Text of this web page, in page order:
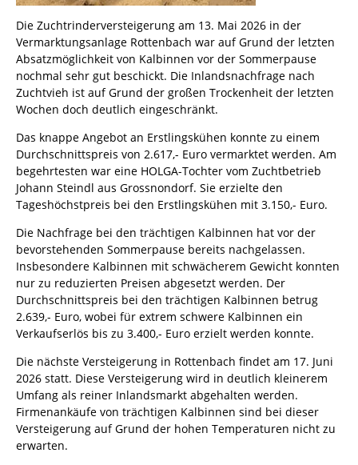
Die Zuchtrinderversteigerung am 13. Mai 2026 in der
Vermarktungsanlage Rottenbach war auf Grund der letzten
Absatzmöglichkeit von Kalbinnen vor der Sommerpause
nochmal sehr gut beschickt. Die Inlandsnachfrage nach
Zuchtvieh ist auf Grund der großen Trockenheit der letzten
Wochen doch deutlich eingeschränkt.
Das knappe Angebot an Erstlingskühen konnte zu einem
Durchschnittspreis von 2.617,- Euro vermarktet werden. Am
begehrtesten war eine HOLGA-Tochter vom Zuchtbetrieb
Johann Steindl aus Grossnondorf. Sie erzielte den
Tageshöchstpreis bei den Erstlingskühen mit 3.150,- Euro.
Die Nachfrage bei den trächtigen Kalbinnen hat vor der
bevorstehenden Sommerpause bereits nachgelassen.
Insbesondere Kalbinnen mit schwächerem Gewicht konnten
nur zu reduzierten Preisen abgesetzt werden. Der
Durchschnittspreis bei den trächtigen Kalbinnen betrug
2.639,- Euro, wobei für extrem schwere Kalbinnen ein
Verkaufserlös bis zu 3.400,- Euro erzielt werden konnte.
Die nächste Versteigerung in Rottenbach findet am 17. Juni
2026 statt. Diese Versteigerung wird in deutlich kleinerem
Umfang als reiner Inlandsmarkt abgehalten werden.
Firmenankäufe von trächtigen Kalbinnen sind bei dieser
Versteigerung auf Grund der hohen Temperaturen nicht zu
erwarten.